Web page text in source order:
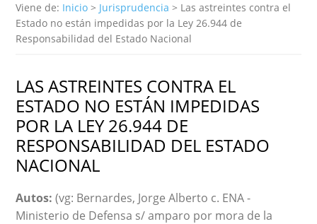
Viene de: Inicio> Jurisprudencia > Las astreintes contra el
Estado no están impedidas por la Ley 26.944 de
Responsabilidad del Estado Nacional
LAS ASTREINTES CONTRA EL
ESTADO NO ESTÁN IMPEDIDAS
POR LA LEY 26.944 DE
RESPONSABILIDAD DEL ESTADO
NACIONAL
Autos: (vg: Bernardes, Jorge Alberto c. ENA -
Ministerio de Defensa s/ amparo por mora de la